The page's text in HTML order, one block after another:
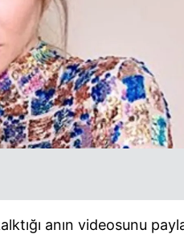
anın videosunu